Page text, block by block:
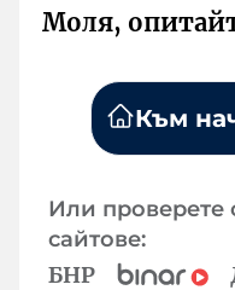
Моля,
Към
Или
сайтове:
БНР